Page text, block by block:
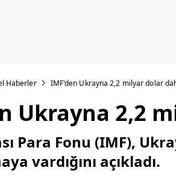
Haberler IMF'den Ukrayna 2,2 milyar dolar
Ukrayna 2,2
Para Fonu (IMF),
vardığını açıkladı.